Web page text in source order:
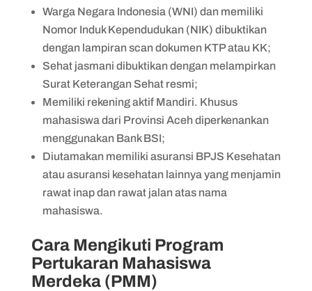
Warga Negara Indonesia (WNI) dan memiliki
Nomor Induk Kependudukan (NIK) dibuktikan
dengan lampiran scan dokumen KTP atau KK;
Sehat jasmani dibuktikan dengan melampirkan
Surat Keterangan Sehat resmi;
Memiliki rekening aktif Mandiri. Khusus
mahasiswa dari Provinsi Aceh diperkenankan
menggunakan Bank BSI;
Diutamakan memiliki asuransi BPJS Kesehatan
atau asuransi kesehatan lainnya yang menjamin
rawat inap dan rawat jalan atas nama
mahasiswa.
Cara Mengikuti Program
Pertukaran Mahasiswa
Merdeka (PMM)